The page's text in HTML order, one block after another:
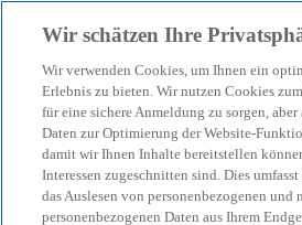
menu search
Unser Blog –
Ihre nächsten
Wir schätzen Ihre
Wir verwenden Cookies, um Ihnen ein
Erlebnis zu bieten. Wir nutzen Cookies
für eine sichere Anmeldung zu sorgen,
Daten zur Optimierung der Website-
damit wir Ihnen Inhalte bereitstellen
Interessen zugeschnitten sind. Dies
das Auslesen von personenbezogenen und
personenbezogenen Daten aus Ihrem